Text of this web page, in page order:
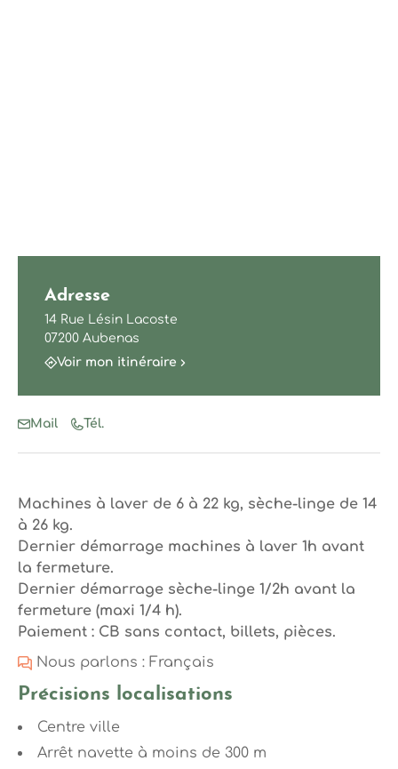
Machines à laver de 6 à 22 kg, sèche-linge de 14
à 26 kg.
Dernier démarrage machines à laver 1h avant
la fermeture.
Dernier démarrage sèche-linge 1/2h avant la
fermeture (maxi 1/4 h).
Paiement : CB sans contact, billets, pièces.
Nous parlons : Français
Précisions localisations
Centre ville
Arrêt navette à moins de 300 m
Adresse
14 Rue Lésin Lacoste
07200 Aubenas
Voir mon itinéraire
Mail Tél.